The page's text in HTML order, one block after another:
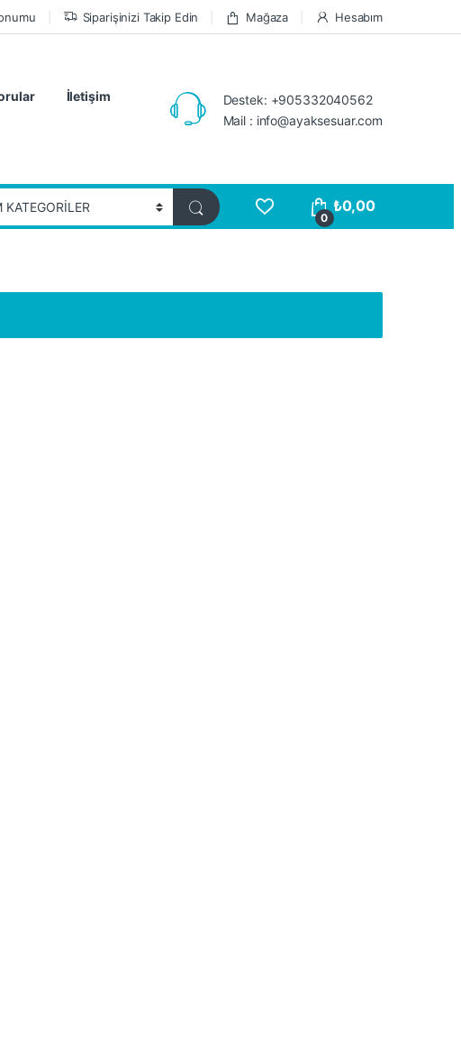
Siparişinizi Takip Edin Mağaza Hesabım
İletişim
Destek: +905332040562
Mail : info@ayaksesuar.com
0
₺0,00